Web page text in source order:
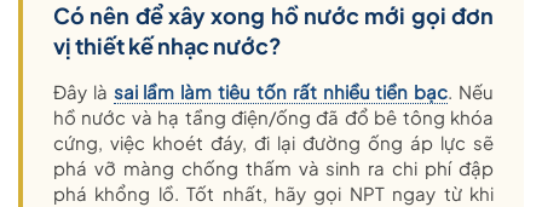
Có nên để xây xong hồ nước mới gọi đơn
vị thiết kế nhạc nước?
Đây là sai lầm làm tiêu tốn rất nhiều tiền bạc. Nếu
hồ nước và hạ tầng điện/ống đã đổ bê tông khóa
cứng, việc khoét đáy, đi lại đường ống áp lực sẽ
phá vỡ màng chống thấm và sinh ra chi phí đập
phá khổng lồ. Tốt nhất, hãy gọi NPT ngay từ khi